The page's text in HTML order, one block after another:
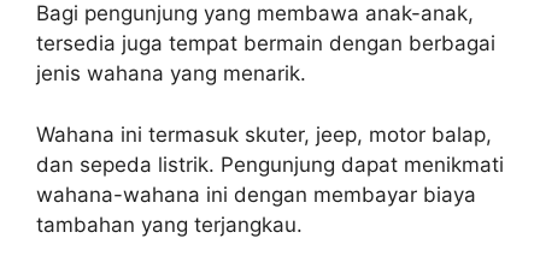
Bagi pengunjung yang membawa anak-anak,
tersedia juga tempat bermain dengan berbagai
jenis wahana yang menarik.
Wahana ini termasuk skuter, jeep, motor balap,
dan sepeda listrik. Pengunjung dapat menikmati
wahana-wahana ini dengan membayar biaya
tambahan yang terjangkau.